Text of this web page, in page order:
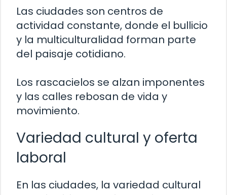
Las ciudades son centros de
actividad constante, donde el bullicio
y la multiculturalidad forman parte
del paisaje cotidiano.
Los rascacielos se alzan imponentes
y las calles rebosan de vida y
movimiento.
Variedad cultural y oferta
laboral
En las ciudades, la variedad cultural